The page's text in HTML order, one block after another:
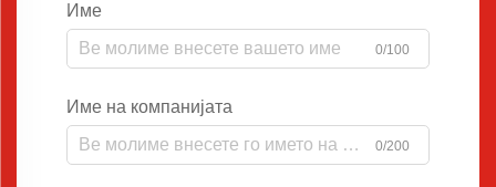
Име
0/100
Име на компанијата
0/200